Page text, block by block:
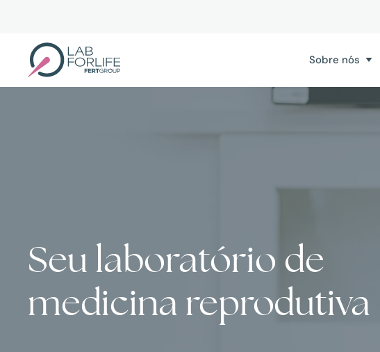
Skip
to
main
content
Sobre nós
Seu laboratório de
medicina reprodutiva